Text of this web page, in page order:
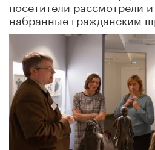
посетители рассмотрели
набранные гражданским